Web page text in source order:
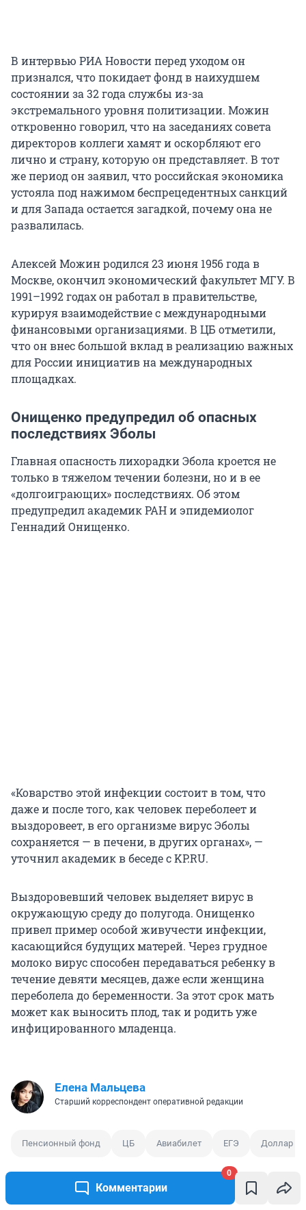
Комментарии
0
В интервью РИА Новости перед уходом он
признался, что покидает фонд в наихудшем
состоянии за 32 года службы из-за
экстремального уровня политизации. Можин
откровенно говорил, что на заседаниях совета
директоров коллеги хамят и оскорбляют его
лично и страну, которую он представляет. В тот
же период он заявил, что российская экономика
устояла под нажимом беспрецедентных санкций
и для Запада остается загадкой, почему она не
развалилась.
Алексей Можин родился 23 июня 1956 года в
Москве, окончил экономический факультет МГУ. В
1991–1992 годах он работал в правительстве,
курируя взаимодействие с международными
финансовыми организациями. В ЦБ отметили,
что он внес большой вклад в реализацию важных
для России инициатив на международных
площадках.
Онищенко предупредил об опасных
последствиях Эболы
Главная опасность лихорадки Эбола кроется не
только в тяжелом течении болезни, но и в ее
«долгоиграющих» последствиях. Об этом
предупредил академик РАН и эпидемиолог
Геннадий Онищенко.
«Коварство этой инфекции состоит в том, что
даже и после того, как человек переболеет и
выздоровеет, в его организме вирус Эболы
сохраняется — в печени, в других органах», —
уточнил академик в беседе с KP.RU.
Выздоровевший человек выделяет вирус в
окружающую среду до полугода. Онищенко
привел пример особой живучести инфекции,
касающийся будущих матерей. Через грудное
молоко вирус способен передаваться ребенку в
течение девяти месяцев, даже если женщина
переболела до беременности. За этот срок мать
может как выносить плод, так и родить уже
инфицированного младенца.
Елена Мальцева
Старший корреспондент оперативной редакции
Пенсионный фонд ЦБ Авиабилет ЕГЭ Доллар
0 0 0 0